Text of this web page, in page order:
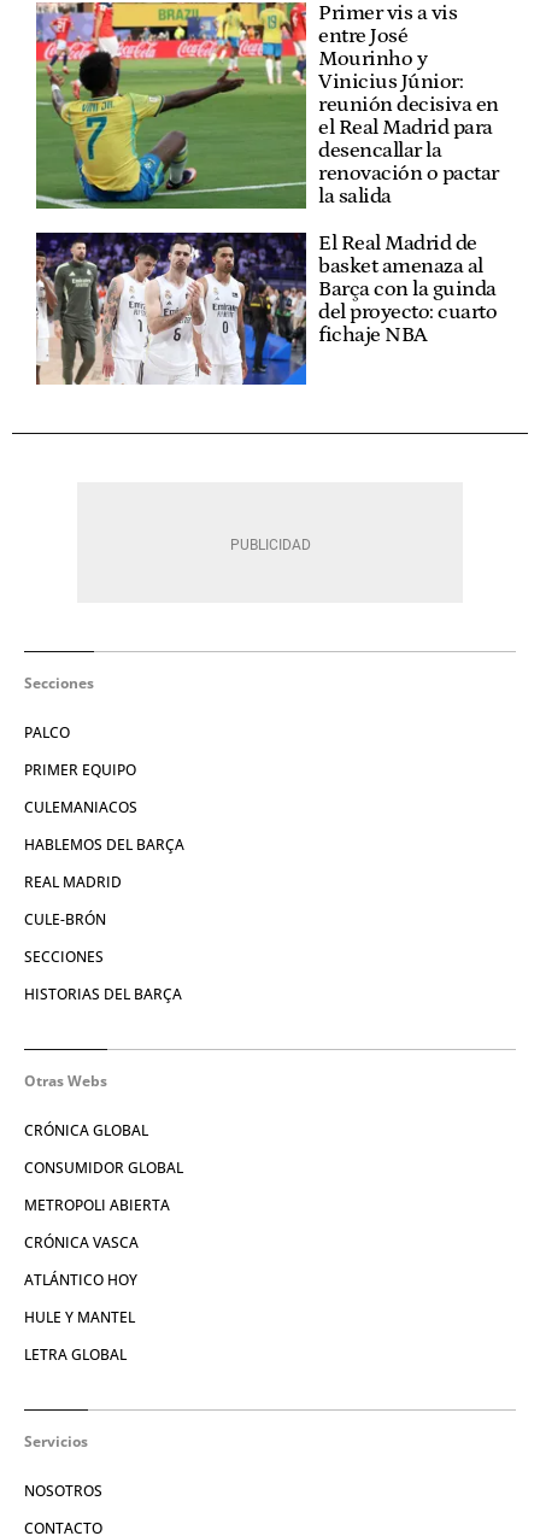
Primer vis a vis
entre José
Mourinho y
Vinicius Júnior:
reunión decisiva en
el Real Madrid para
desencallar la
renovación o pactar
la salida
El Real Madrid de
basket amenaza al
Barça con la guinda
del proyecto: cuarto
fichaje NBA
Secciones
PALCO
PRIMER EQUIPO
CULEMANIACOS
HABLEMOS DEL BARÇA
REAL MADRID
CULE-BRÓN
SECCIONES
HISTORIAS DEL BARÇA
Otras Webs
CRÓNICA GLOBAL
CONSUMIDOR GLOBAL
METROPOLI ABIERTA
CRÓNICA VASCA
ATLÁNTICO HOY
HULE Y MANTEL
LETRA GLOBAL
Servicios
NOSOTROS
CONTACTO